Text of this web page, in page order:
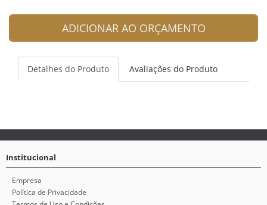
ADICIONAR AO ORÇAMENTO
Detalhes do Produto Avaliações do Produto
Institucional
Empresa
Política de Privacidade